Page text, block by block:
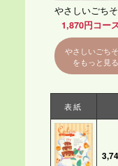
やさしいごち
1,870円コー
やさしいごち
をもっと見る
表紙